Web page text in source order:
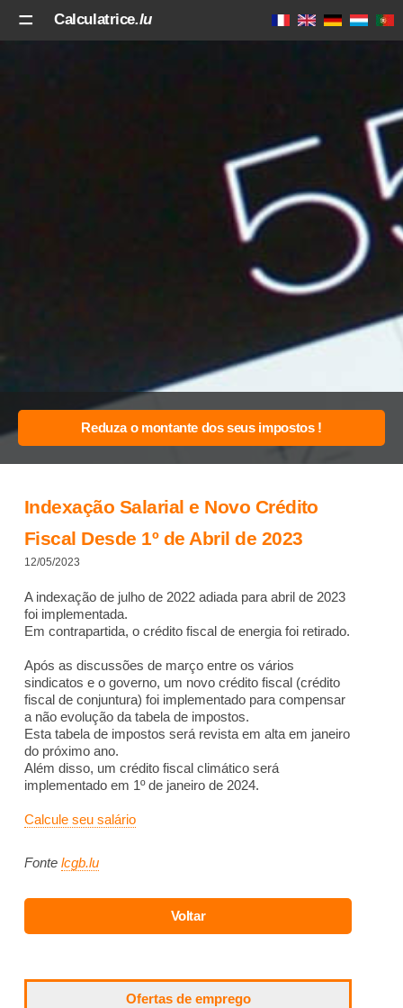
Calculatrice.lu
Indexação Salarial e Novo Crédito
Fiscal Desde 1º de Abril de 2023
12/05/2023
A indexação de julho de 2022 adiada para abril de 2023
foi implementada.
Em contrapartida, o crédito fiscal de energia foi retirado.
Após as discussões de março entre os vários
sindicatos e o governo, um novo crédito fiscal (crédito
fiscal de conjuntura) foi implementado para compensar
a não evolução da tabela de impostos.
Esta tabela de impostos será revista em alta em janeiro
do próximo ano.
Além disso, um crédito fiscal climático será
implementado em 1º de janeiro de 2024.
Calcule seu salário
Fonte lcgb.lu
Ofertas de emprego